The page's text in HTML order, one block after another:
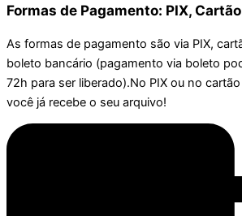
Formas de Pagamento: PIX,
As formas de pagamento são via PIX,
boleto bancário (pagamento via boleto
72h para ser liberado).No PIX ou no
você já recebe o seu arquivo!